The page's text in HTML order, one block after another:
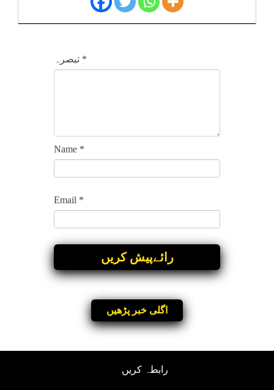
تبصرہ *
Name *
Email *
اگلی خبر پڑھیں
رابطہ کریں